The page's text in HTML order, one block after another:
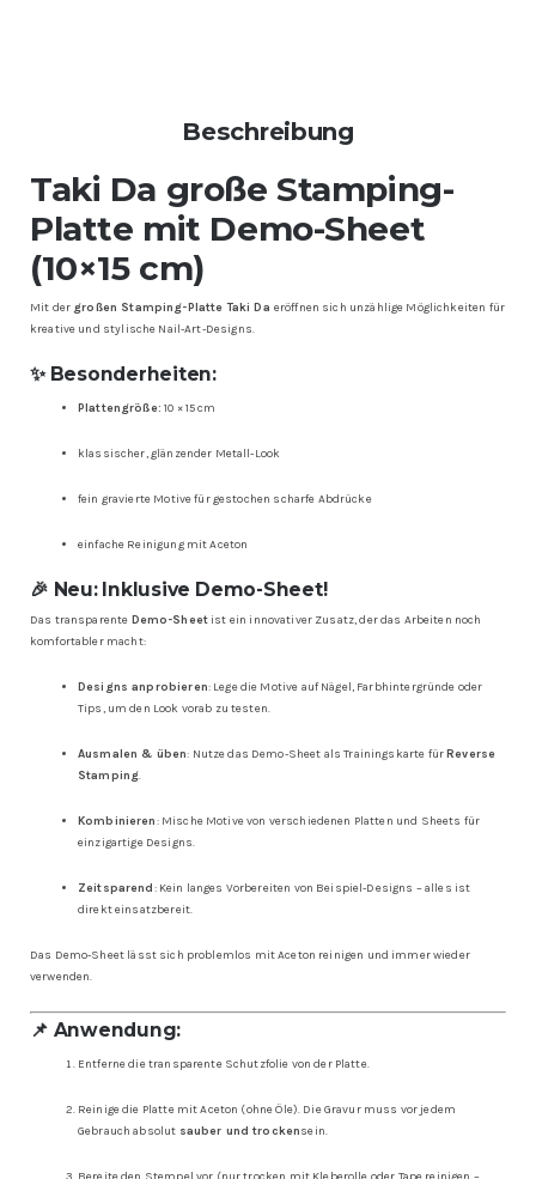
Beschreibung
Taki Da große Stamping-
Platte mit Demo-Sheet
(10×15 cm)
Mit der großen Stamping-Platte Taki Da eröffnen sich unzählige Möglichkeiten für
kreative und stylische Nail-Art-Designs.
✨ Besonderheiten:
Plattengröße: 10 × 15 cm
klassischer, glänzender Metall-Look
fein gravierte Motive für gestochen scharfe Abdrücke
einfache Reinigung mit Aceton
🎉 Neu: Inklusive Demo-Sheet!
Das transparente Demo-Sheet ist ein innovativer Zusatz, der das Arbeiten noch
komfortabler macht:
Designs anprobieren: Lege die Motive auf Nägel, Farbhintergründe oder
Tips, um den Look vorab zu testen.
Ausmalen & üben: Nutze das Demo-Sheet als Trainingskarte fürReverse
Stamping.
Kombinieren: Mische Motive von verschiedenen Platten und Sheets für
einzigartige Designs.
Zeitsparend: Kein langes Vorbereiten von Beispiel-Designs – alles ist
direkt einsatzbereit.
Das Demo-Sheet lässt sich problemlos mit Aceton reinigen und immer wieder
verwenden.
📌 Anwendung:
Entferne die transparente Schutzfolie von der Platte.
Reinige die Platte mit Aceton (ohne Öle). Die Gravur muss vor jedem
Gebrauch absolut sauber und trockensein.